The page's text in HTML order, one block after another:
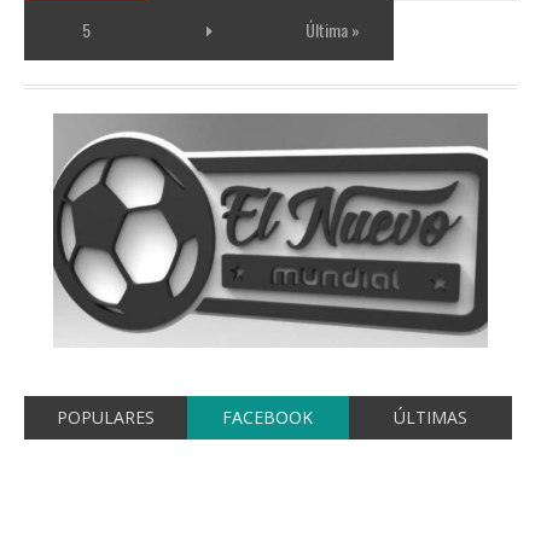
5 Última »
POPULARES FACEBOOK ÚLTIMAS